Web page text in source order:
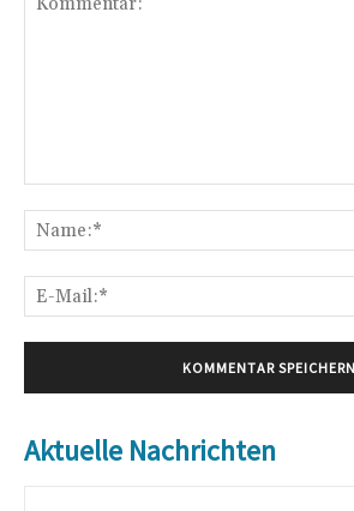
Aktuelle Nachrichten